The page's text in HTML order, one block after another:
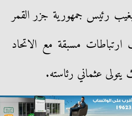
رئيس جمهورية جزر القمر
ارتباطات مسبقة مع الاتحاد
يتولى عثماني رئاسته.